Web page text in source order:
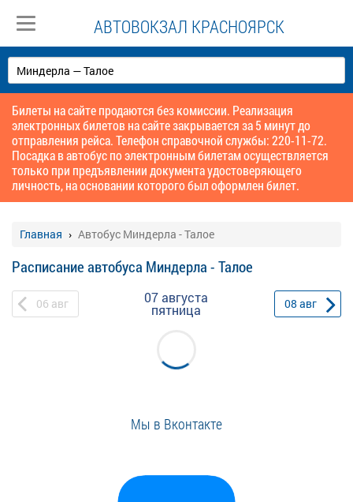
АВТОВОКЗАЛ КРАСНОЯРСК
Билеты на сайте продаются без комиссии. Реализация
электронных билетов на сайте закрывается за 5 минут до
отправления рейса. Телефон справочной службы: 220-11-72.
Посадка в автобус по электронным билетам осуществляется
только при предъявлении документа удостоверяющего
личность, на основании которого был оформлен билет.
Главная Автобус Миндерла - Талое
Расписание автобуса Миндерла - Талое
06 авг 07 августа
пятница 08 авг
Мы в Вконтакте